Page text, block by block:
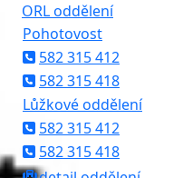
ORL oddělení
Pohotovost
582 315 412
582 315 418
Lůžkové oddělení
582 315 412
582 315 418